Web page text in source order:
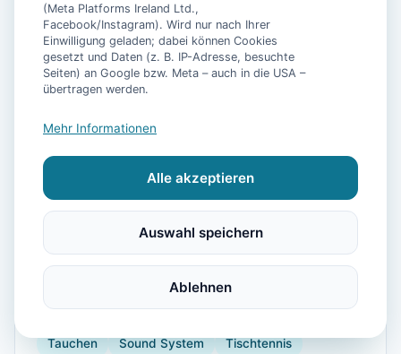
Ausstattung
WLAN
Garten Wellnessbehandlungen
Kaffeemaschine Herdplatte Küchenutensilien
Bügelbrett
Segeln Windsurfen Strand Parkmöglichkeit
Tauchen Sound System Tischtennis
(Meta Platforms Ireland Ltd.,
Facebook/Instagram). Wird nur nach Ihrer
Einwilligung geladen; dabei können Cookies
gesetzt und Daten (z. B. IP-Adresse, besuchte
Seiten) an Google bzw. Meta – auch in die USA –
übertragen werden.
Mehr Informationen
Alle akzeptieren
Auswahl speichern
Ablehnen